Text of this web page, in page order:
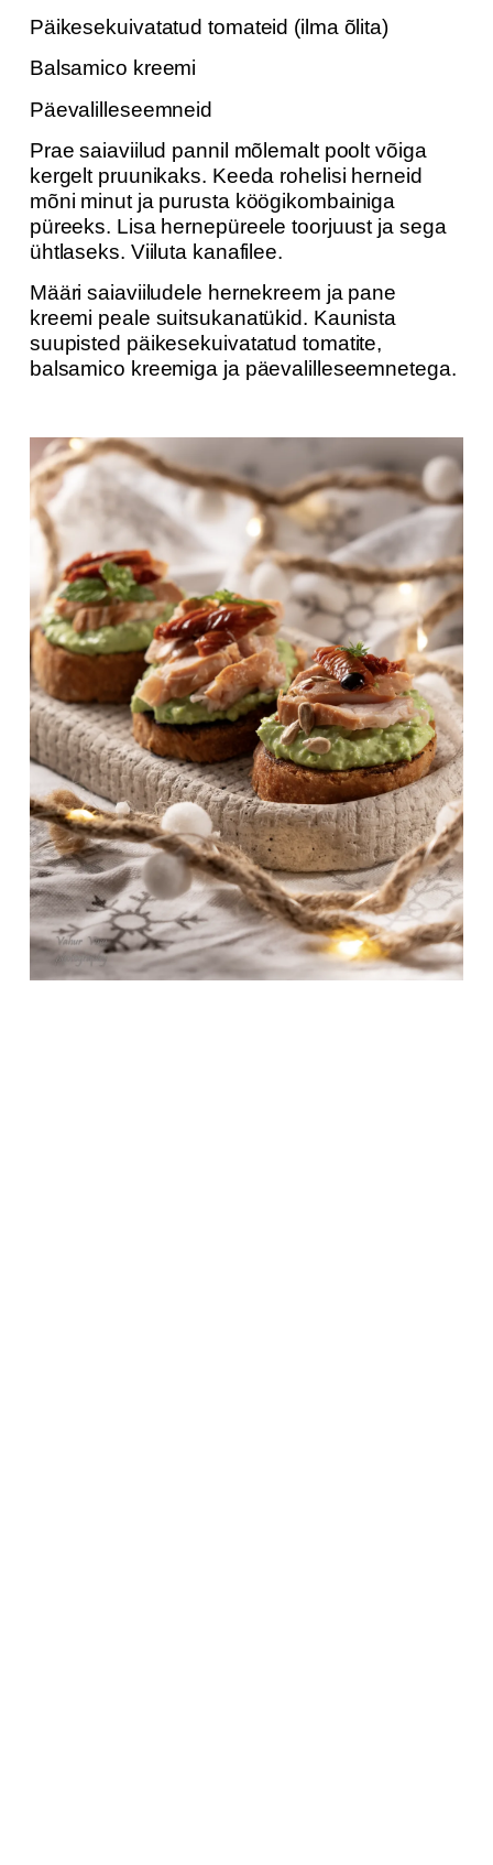
Päikesekuivatatud tomateid (ilma õlita)
Balsamico kreemi
Päevalilleseemneid
Prae saiaviilud pannil mõlemalt poolt võiga
kergelt pruunikaks. Keeda rohelisi herneid
mõni minut ja purusta köögikombainiga
püreeks. Lisa hernepüreele toorjuust ja sega
ühtlaseks. Viiluta kanafilee.
Määri saiaviiludele hernekreem ja pane
kreemi peale suitsukanatükid. Kaunista
suupisted päikesekuivatatud tomatite,
balsamico kreemiga ja päevalilleseemnetega.